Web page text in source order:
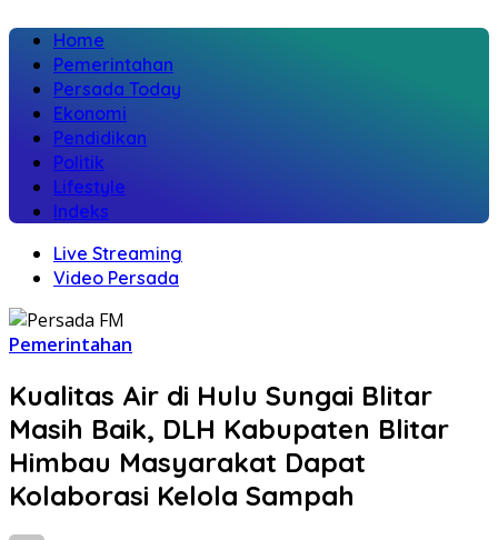
Home
Pemerintahan
Persada Today
Ekonomi
Pendidikan
Politik
Lifestyle
Indeks
Live Streaming
Video Persada
Pemerintahan
Kualitas Air di Hulu Sungai Blitar
Masih Baik, DLH Kabupaten Blitar
Himbau Masyarakat Dapat
Kolaborasi Kelola Sampah